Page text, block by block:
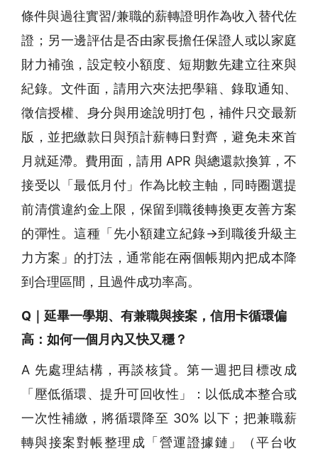
條件與過往實習/兼職的薪轉證明作為收入替代佐
證；另一邊評估是否由家長擔任保證人或以家庭
財力補強，設定較小額度、短期數先建立往來與
紀錄。文件面，請用六夾法把學籍、錄取通知、
徵信授權、身分與用途說明打包，補件只交最新
版，並把繳款日與預計薪轉日對齊，避免未來首
月就延滯。費用面，請用 APR 與總還款換算，不
接受以「最低月付」作為比較主軸，同時圈選提
前清償違約金上限，保留到職後轉換更友善方案
的彈性。這種「先小額建立紀錄→到職後升級主
力方案」的打法，通常能在兩個帳期內把成本降
到合理區間，且過件成功率高。
Q｜延畢一學期、有兼職與接案，信用卡循環偏
高：如何一個月內又快又穩？
A 先處理結構，再談核貸。第一週把目標改成
「壓低循環、提升可回收性」：以低成本整合或
一次性補繳，將循環降至 30% 以下；把兼職薪
轉與接案對帳整理成「營運證據鏈」（平台收